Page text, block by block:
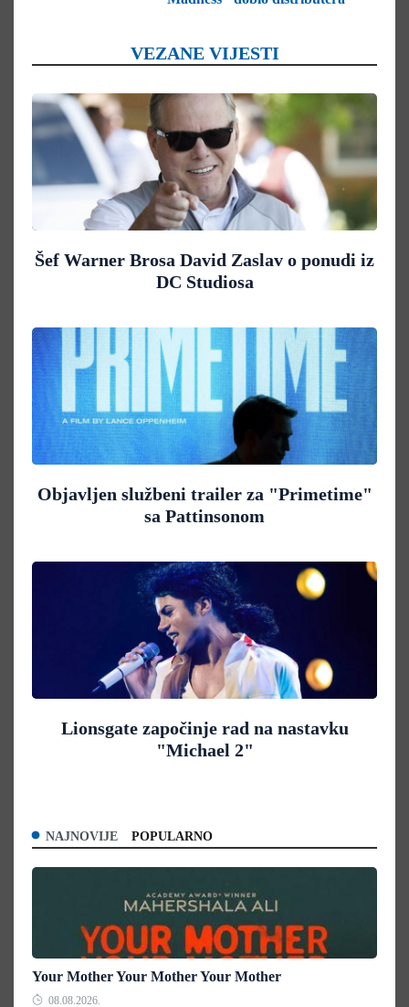
VEZANE VIJESTI
Šef Warner Brosa David Zaslav o ponudi iz
DC Studiosa
Objavljen službeni trailer za "Primetime"
sa Pattinsonom
Lionsgate započinje rad na nastavku
"Michael 2"
NAJNOVIJE POPULARNO
Your Mother Your Mother Your Mother
08.08.2026.